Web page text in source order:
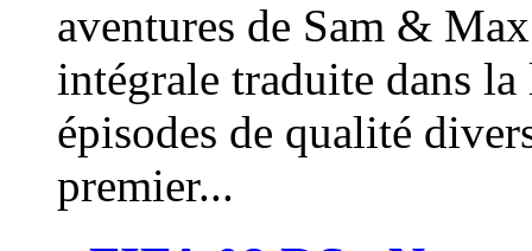
aventures de Sam &
intégrale traduite dans
épisodes de qualité
premier...